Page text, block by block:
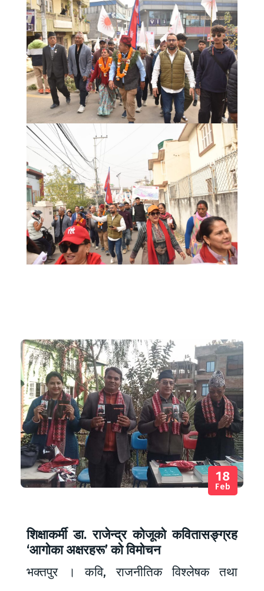
18
Feb
शिक्षाकर्मी डा. राजेन्द्र कोजूको कवितासङ्ग्रह
‘आगोका अक्षरहरू’ को विमोचन
भक्तपुर । कवि, राजनीतिक विश्लेषक तथा